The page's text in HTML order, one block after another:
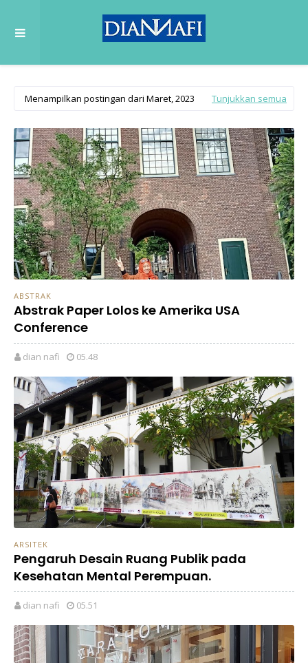
Menampilkan postingan dari Maret, 2023 Tunjukkan semua
ABSTRAK
Abstrak Paper Lolos ke Amerika USA
Conference
dian nafi 05.48
ARSITEK
Pengaruh Desain Ruang Publik pada
Kesehatan Mental Perempuan.
dian nafi 05.51